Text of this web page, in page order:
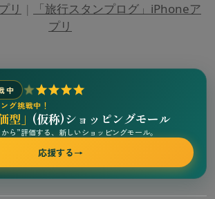
リ |
「旅行スタンプログ」iPhoneア
プリ
中
グ挑戦中！
型」 (仮称)ショッピングモール
ら”評価する、新しいショッピングモール。
応援する→